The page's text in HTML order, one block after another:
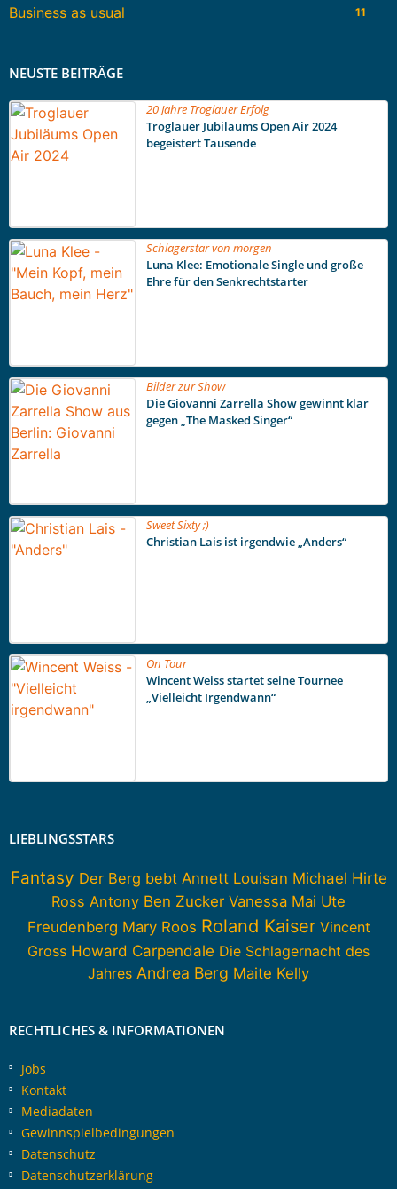
Business as usual 11
NEUSTE BEITRÄGE
20 Jahre Troglauer Erfolg
Troglauer Jubiläums Open Air 2024
begeistert Tausende
Schlagerstar von morgen
Luna Klee: Emotionale Single und große
Ehre für den Senkrechtstarter
Bilder zur Show
Die Giovanni Zarrella Show gewinnt klar
gegen „The Masked Singer“
Sweet Sixty ;)
Christian Lais ist irgendwie „Anders“
On Tour
Wincent Weiss startet seine Tournee
„Vielleicht Irgendwann“
LIEBLINGSSTARS
Fantasy Der Berg bebt Annett Louisan Michael Hirte
Ross Antony Ben Zucker Vanessa Mai Ute
Freudenberg Mary Roos Roland Kaiser Vincent
Gross Howard Carpendale Die Schlagernacht des
Jahres Andrea Berg Maite Kelly
RECHTLICHES & INFORMATIONEN
Jobs
Kontakt
Mediadaten
Gewinnspielbedingungen
Datenschutz
Datenschutzerklärung